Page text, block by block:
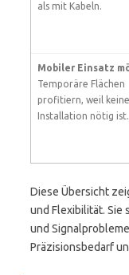
als mit Kabeln.
Mobiler Einsatz
Temporäre Flächen
profitiern, weil
Installation nötig ist.
Diese Übersicht
und Flexibilität. Sie
und
Präzisionsbedarf